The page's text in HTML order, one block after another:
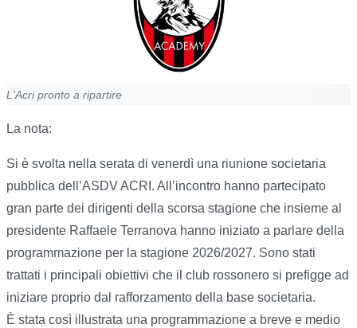
L'Acri pronto a ripartire
La nota:
Si è svolta nella serata di venerdì una riunione societaria
pubblica dell’ASDV ACRI. All’incontro hanno partecipato
gran parte dei dirigenti della scorsa stagione che insieme al
presidente Raffaele Terranova hanno iniziato a parlare della
programmazione per la stagione 2026/2027. Sono stati
trattati i principali obiettivi che il club rossonero si prefigge ad
iniziare proprio dal rafforzamento della base societaria.
È stata così illustrata una programmazione a breve e medio